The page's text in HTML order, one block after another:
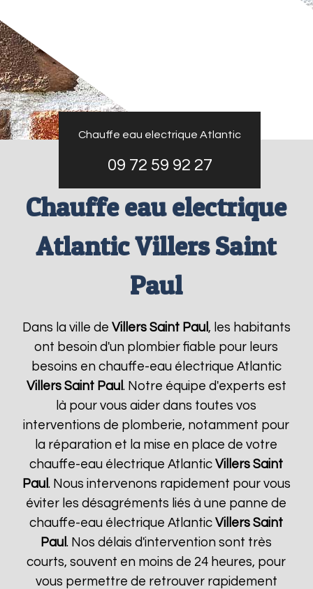
Chauffe eau electrique Atlantic
09 72 59 92 27
Chauffe eau electrique
Atlantic Villers Saint
Paul
Dans la ville de Villers Saint Paul , les habitants
ont besoin d'un plombier fiable pour leurs
besoins en chauffe-eau électrique Atlantic
Villers Saint Paul . Notre équipe d'experts est
là pour vous aider dans toutes vos
interventions de plomberie, notamment pour
la réparation et la mise en place de votre
chauffe-eau électrique AtlanticVillers Saint
Paul . Nous intervenons rapidement pour vous
éviter les désagréments liés à une panne de
chauffe-eau électrique AtlanticVillers Saint
Paul. Nos délais d'intervention sont très
courts, souvent en moins de 24 heures, pour
vous permettre de retrouver rapidement